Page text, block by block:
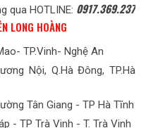
qua HOTLINE: 0917.369.237
LONG HOÀNG
TP.Vinh- Nghệ An
Nội, Q.Hà Đông, TP.Hà
Tân Giang - TP Hà Tĩnh
- TP Trà Vinh - T. Trà Vinh